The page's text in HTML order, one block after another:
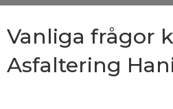
Vanliga frågor
Asfaltering